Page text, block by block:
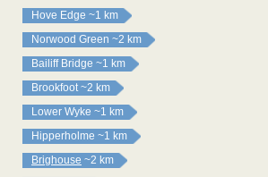
Hove Edge ~1 km
Norwood Green ~2 km
Bailiff Bridge ~1 km
Brookfoot ~2 km
Lower Wyke ~1 km
Hipperholme ~1 km
Brighouse ~2 km